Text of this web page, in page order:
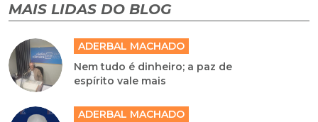
MAIS LIDAS DO BLOG
ADERBAL MACHADO
Nem tudo é dinheiro; a paz de
espírito vale mais
ADERBAL MACHADO